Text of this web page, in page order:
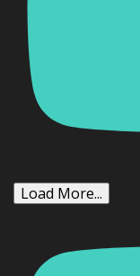
Load More...